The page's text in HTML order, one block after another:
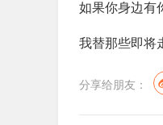
如果你身边有
我替那些即将
分享给朋友：